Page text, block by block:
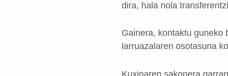
dira, hala nola
Gainera, kontaktu guneko
larruazalaren osotasuna
Kuxinaren sakonera